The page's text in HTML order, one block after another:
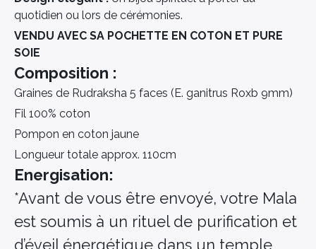
quotidien ou lors de cérémonies.
VENDU AVEC SA POCHETTE EN COTON ET PURE
SOIE
Composition :
Graines de Rudraksha 5 faces (E. ganitrus Roxb 9mm)
Fil 100% coton
Pompon en coton jaune
Longueur totale approx. 110cm
Energisation:
*Avant de vous être envoyé, votre Mala
est soumis à un rituel de purification et
d’éveil énergétique dans un temple